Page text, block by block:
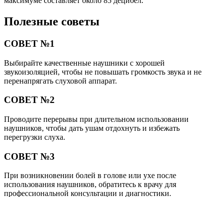
При возникновении болей в голове или ухе после
использования наушников, обратитесь к врачу для
Отправить
Класснуть
Похожие публикации
Цефтриаксон при отите у детей и взрослых: